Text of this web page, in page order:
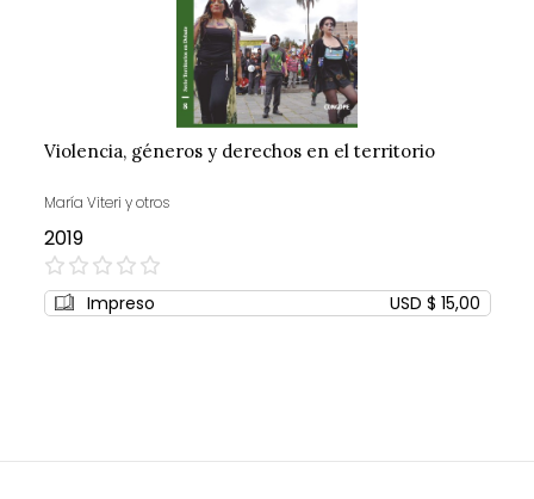
Violencia, géneros y derechos en el territorio
María Viteri y otros
2019
0%
Impreso USD $ 15,00